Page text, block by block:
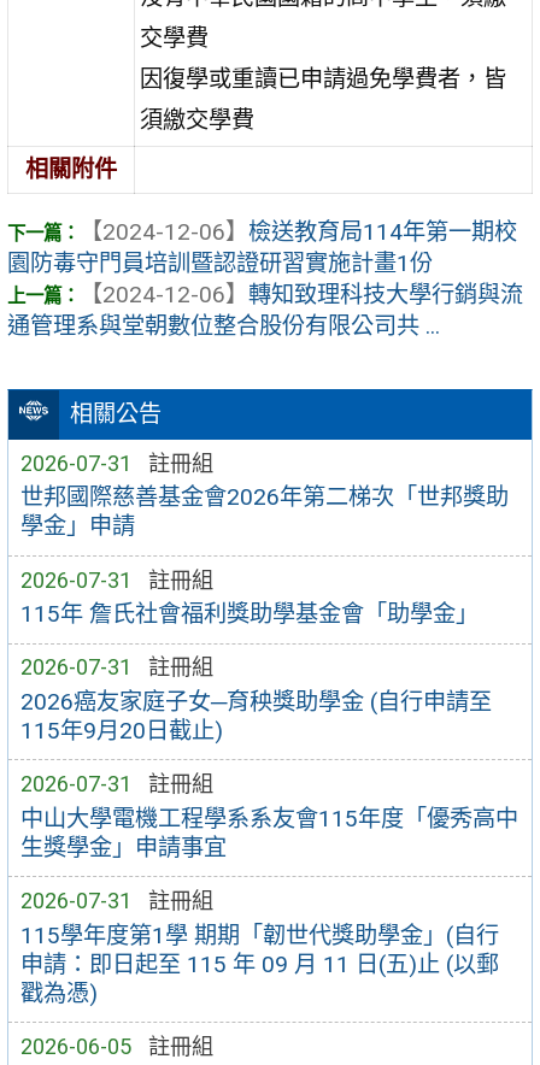
相關公告
2026-07-31 註冊組
世邦國際慈善基金會2026年第二梯次「世邦獎助
學金」申請
2026-07-31 註冊組
115年 詹氏社會福利獎助學基金會「助學金｣
2026-07-31 註冊組
2026癌友家庭子女─育秧獎助學金 (自行申請至
115年9月20日截止)
2026-07-31 註冊組
中山大學電機工程學系系友會115年度「優秀高中
生獎學金」申請事宜
2026-07-31 註冊組
115學年度第1學 期期「韌世代獎助學金」(自行
申請：即日起至 115 年 09 月 11 日(五)止 (以郵
戳為憑)
2026-06-05 註冊組
交學費
因復學或重讀已申請過免學費者，皆
須繳交學費
相關附件
【2024-12-06】 檢送教育局114年第一期校
園防毒守門員培訓暨認證研習實施計畫1份
【2024-12-06】 轉知致理科技大學行銷與流
通管理系與堂朝數位整合股份有限公司共 ...